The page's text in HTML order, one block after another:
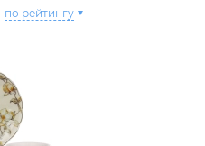
по рейтингу